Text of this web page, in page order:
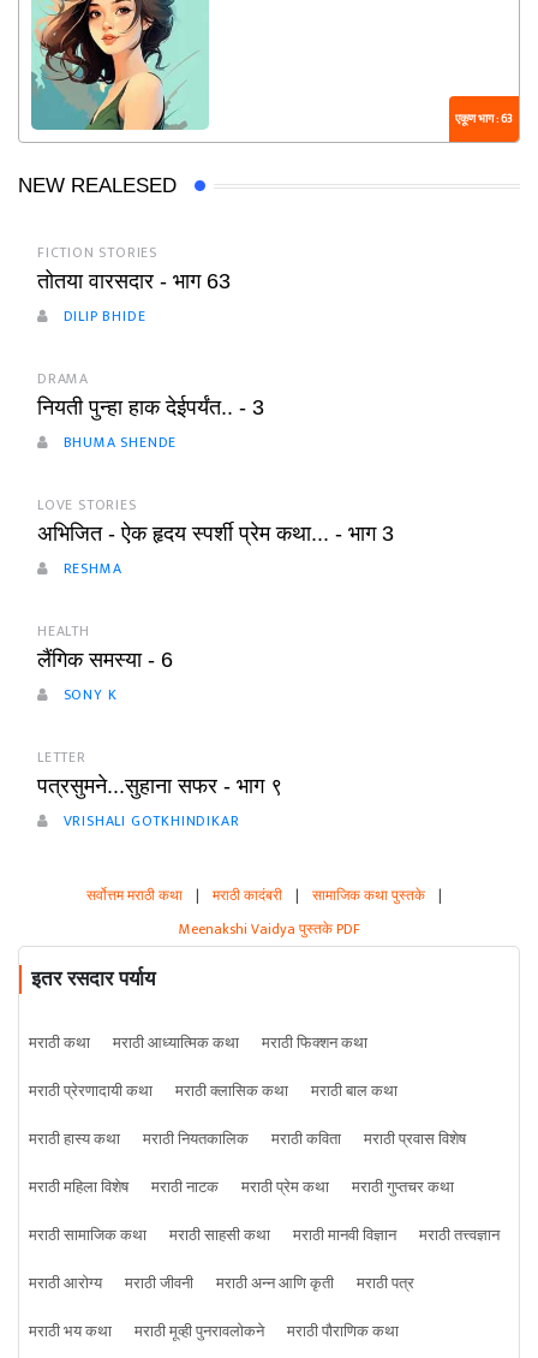
एकूण भाग : 63
NEW REALESED
FICTION STORIES
तोतया वारसदार - भाग 63
DILIP BHIDE
DRAMA
नियती पुन्हा हाक देईपर्यंत.. - 3
BHUMA SHENDE
LOVE STORIES
अभिजित - ऐक हृदय स्पर्शी प्रेम कथा... - भाग 3
RESHMA
HEALTH
लैंगिक समस्या - 6
SONY K
LETTER
पत्रसुमने...सुहाना सफर - भाग ९
VRISHALI GOTKHINDIKAR
सर्वोत्तम मराठी कथा | मराठी कादंबरी | सामाजिक कथा पुस्तके |
Meenakshi Vaidya पुस्तके PDF
इतर रसदार पर्याय
मराठी कथा मराठी आध्यात्मिक कथा
मराठी फिक्शन कथा
मराठी प्रेरणादायी कथा
मराठी क्लासिक कथा
मराठी बाल कथा
मराठी हास्य कथा
मराठी नियतकालिक मराठी कविता
मराठी प्रवास विशेष
मराठी महिला विशेष
मराठी नाटक मराठी प्रेम कथा
मराठी गुप्तचर कथा
मराठी सामाजिक कथा
मराठी साहसी कथा मराठी मानवी विज्ञान
मराठी तत्त्वज्ञान
मराठी आरोग्य
मराठी जीवनी मराठी अन्न आणि कृती
मराठी पत्र
मराठी भय कथा
मराठी मूव्ही पुनरावलोकने
मराठी पौराणिक कथा